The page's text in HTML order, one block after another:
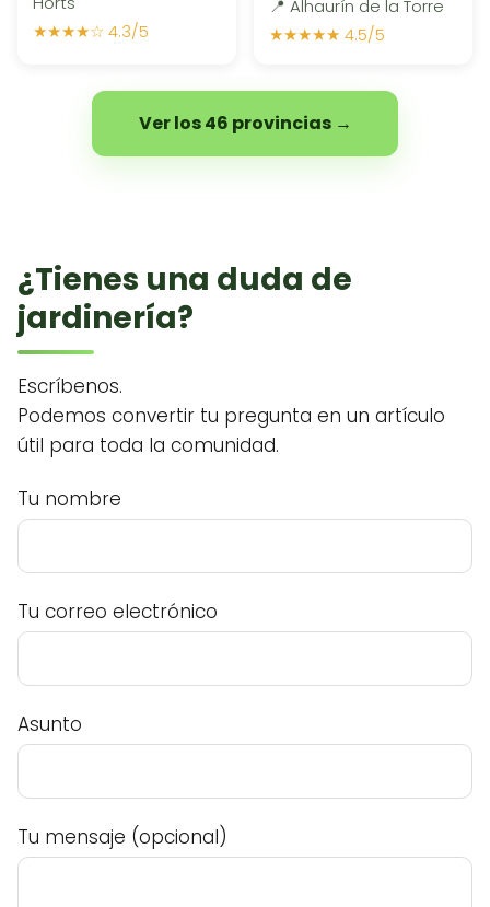
★★★★☆ 4.3/5
📍 Alhaurín de la Torre
★★★★★ 4.5/5
Ver los 46 provincias →
¿Tienes una duda de
jardinería?
Escríbenos.
Podemos convertir tu pregunta en un artículo
útil para toda la comunidad.
Tu nombre
Tu correo electrónico
Asunto
Tu mensaje (opcional)